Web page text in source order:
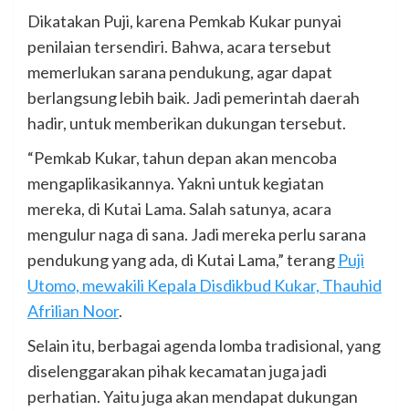
Dikatakan Puji, karena Pemkab Kukar punyai
penilaian tersendiri. Bahwa, acara tersebut
memerlukan sarana pendukung, agar dapat
berlangsung lebih baik. Jadi pemerintah daerah
hadir, untuk memberikan dukungan tersebut.
“Pemkab Kukar, tahun depan akan mencoba
mengaplikasikannya. Yakni untuk kegiatan
mereka, di Kutai Lama. Salah satunya, acara
mengulur naga di sana. Jadi mereka perlu sarana
pendukung yang ada, di Kutai Lama,” terang Puji
Utomo, mewakili Kepala Disdikbud Kukar, Thauhid
Afrilian Noor.
Selain itu, berbagai agenda lomba tradisional, yang
diselenggarakan pihak kecamatan juga jadi
perhatian. Yaitu juga akan mendapat dukungan